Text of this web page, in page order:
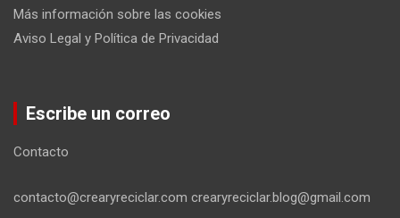
Más información sobre las cookies
Aviso Legal y Política de Privacidad
Escribe un correo
Contacto
contacto@crearyreciclar.com crearyreciclar.blog@gmail.com